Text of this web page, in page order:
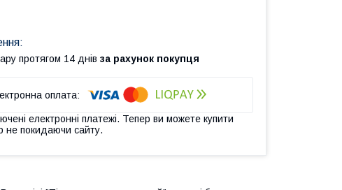
протягом 14 днів за рахунок покупця
електронні платежі. Тепер ви можете купити
не покидаючи сайту.